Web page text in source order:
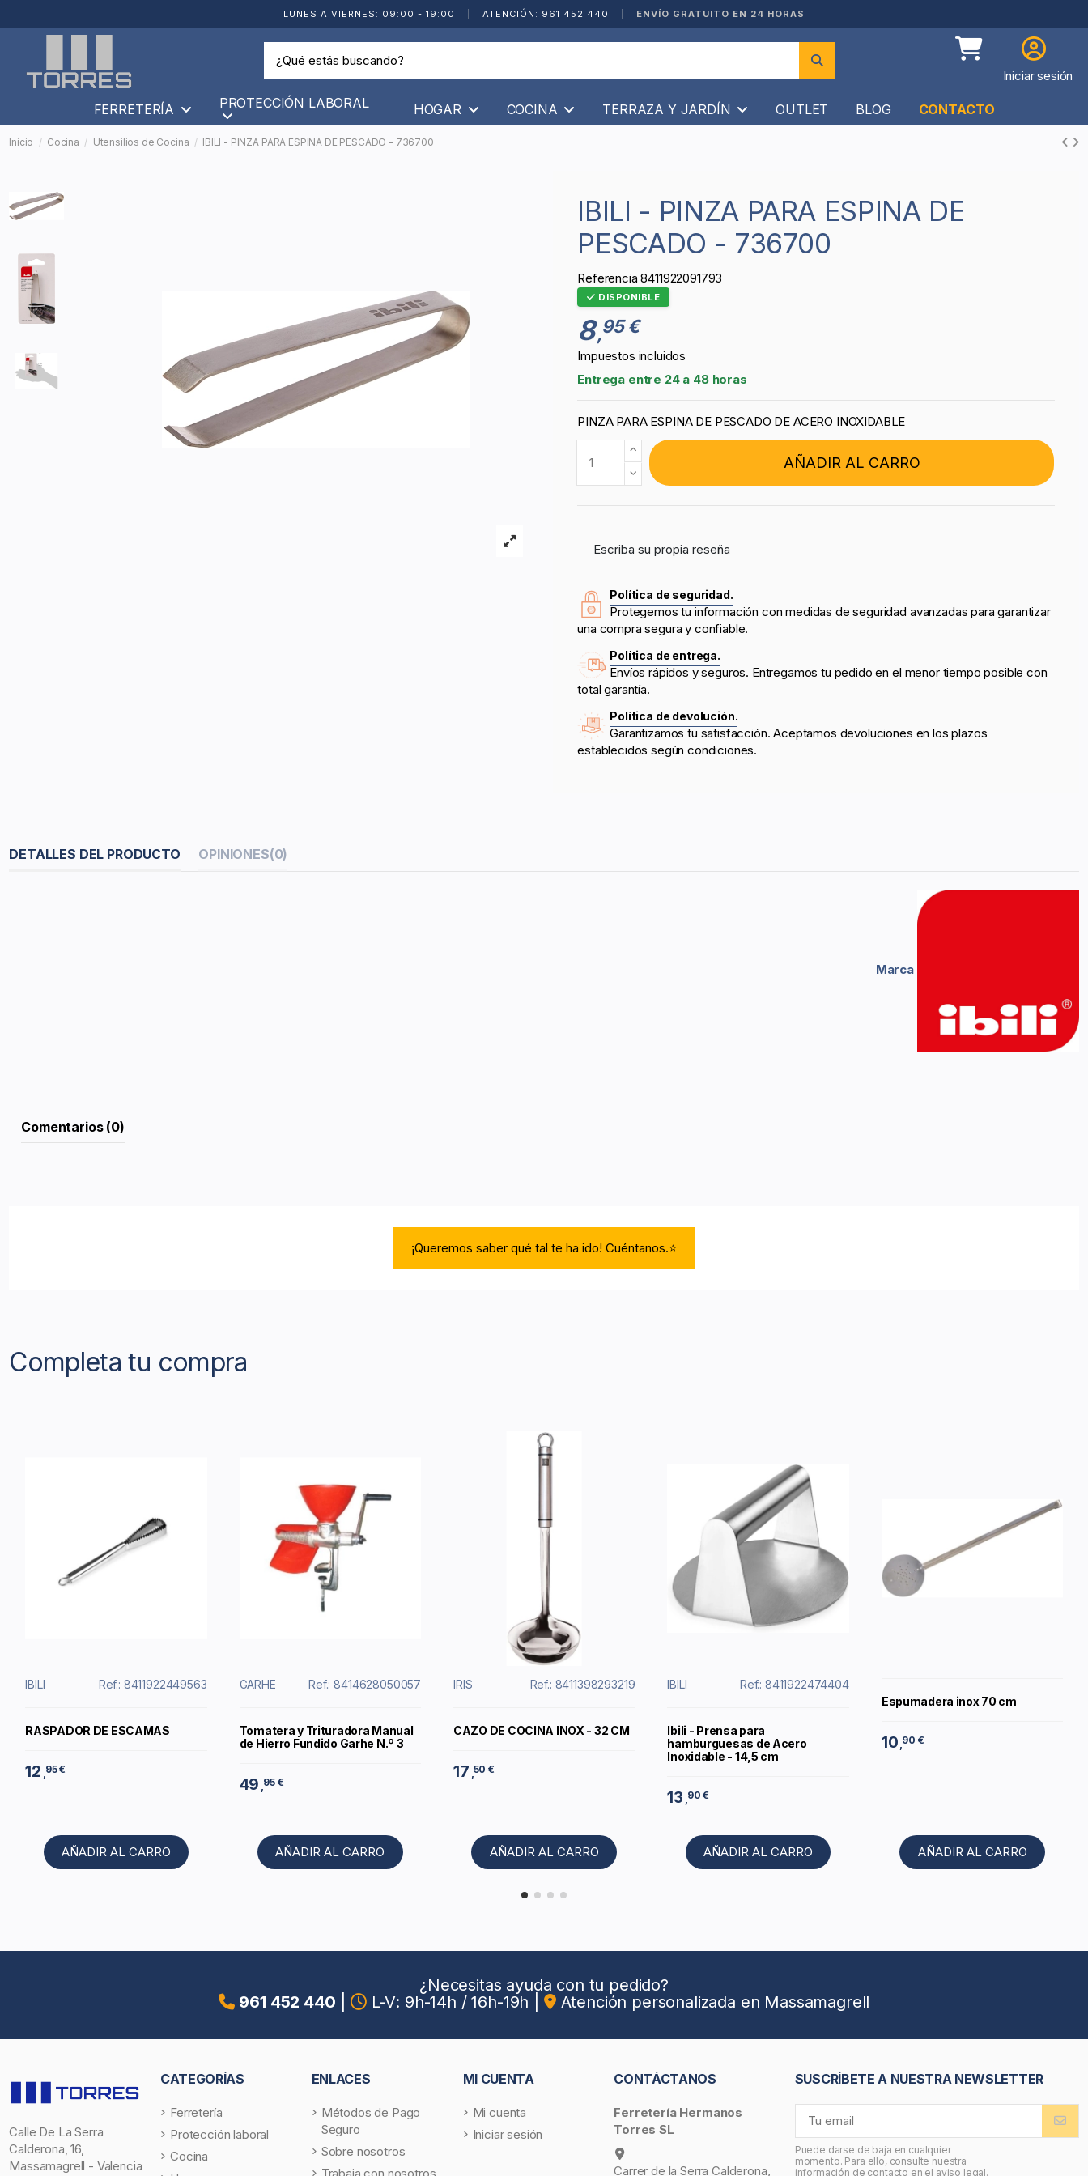
LUNES A VIERNES: 09:00 - 19:00 ATENCIÓN: 961 452 440 ENVÍO GRATUITO EN 24 HORAS
Iniciar sesión
FERRETERÍA PROTECCIÓN LABORAL HOGAR COCINA TERRAZA Y JARDÍN OUTLET BLOG CONTACTO
Inicio Cocina Utensilios de Cocina IBILI - PINZA PARA ESPINA DE PESCADO - 736700
IBILI - PINZA PARA ESPINA DE
PESCADO - 736700
Referencia 8411922091793
DISPONIBLE
8,95 €
Impuestos incluidos
Entrega entre 24 a 48 horas
PINZA PARA ESPINA DE PESCADO DE ACERO INOXIDABLE
AÑADIR AL CARRO
Escriba su propia reseña
Política de seguridad.
Protegemos tu información con medidas de seguridad avanzadas para garantizar
una compra segura y confiable.
Política de entrega.
Envíos rápidos y seguros. Entregamos tu pedido en el menor tiempo posible con
total garantía.
Política de devolución.
Garantizamos tu satisfacción. Aceptamos devoluciones en los plazos
establecidos según condiciones.
DETALLES DEL PRODUCTO OPINIONES(0)
Marca
Comentarios (0)
¡Queremos saber qué tal te ha ido! Cuéntanos.⭐
Completa tu compra
IBILI Ref.: 8411922449563
RASPADOR DE ESCAMAS
12 ,95 €
AÑADIR AL CARRO
GARHE Ref.: 8414628050057
Tomatera y Trituradora Manual
de Hierro Fundido Garhe N.º 3
49 ,95 €
AÑADIR AL CARRO
IRIS Ref.: 8411398293219
CAZO DE COCINA INOX - 32 CM
17 ,50 €
AÑADIR AL CARRO
IBILI Ref.: 8411922474404
Ibili - Prensa para
hamburguesas de Acero
Inoxidable - 14,5 cm
13 ,90 €
AÑADIR AL CARRO
Espumadera inox 70 cm
10 ,90 €
AÑADIR AL CARRO
¿Necesitas ayuda con tu pedido?
961 452 440
L-V: 9h-14h / 16h-19h Atención personalizada en Massamagrell
Calle De La Serra
Calderona, 16,
Massamagrell - Valencia
CATEGORÍAS
Ferretería
Protección laboral
Cocina
ENLACES
Métodos de Pago
Seguro
Sobre nosotros
MI CUENTA
Mi cuenta
Iniciar sesión
CONTÁCTANOS
Ferretería Hermanos
Torres SL
Carrer de la Serra Calderona,
SUSCRÍBETE A NUESTRA NEWSLETTER
Puede darse de baja en cualquier
momento. Para ello, consulte nuestra
información de contacto en el aviso legal.